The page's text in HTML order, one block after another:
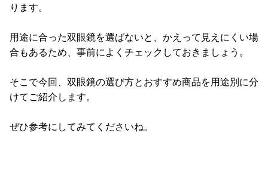
ります。
用途に合った双眼鏡を選ばないと、かえって見えにくい場
合もあるため、事前によくチェックしておきましょう。
そこで今回、双眼鏡の選び方とおすすめ商品を用途別に分
けてご紹介します。
ぜひ参考にしてみてくださいね。